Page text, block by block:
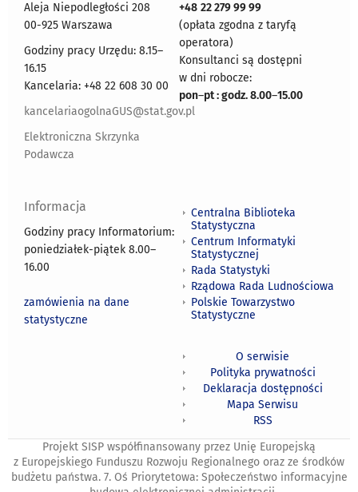
Aleja Niepodległości 208
00-925 Warszawa
Godziny pracy Urzędu: 8.15–
16.15
Kancelaria: +48 22 608 30 00
kancelariaogolnaGUS@stat.gov.pl
Elektroniczna Skrzynka
Podawcza
+48 22 279 99 99
(opłata zgodna z taryfą
operatora)
Konsultanci są dostępni
w dni robocze:
pon–pt : godz. 8.00–15.00
Informacja
Godziny pracy Informatorium:
poniedziałek-piątek 8.00–
16.00
zamówienia na dane
statystyczne
Centralna Biblioteka
Statystyczna
Centrum Informatyki
Statystycznej
Rada Statystyki
Rządowa Rada Ludnościowa
Polskie Towarzystwo
Statystyczne
O serwisie
Polityka prywatności
Deklaracja dostępności
Mapa Serwisu
RSS
Projekt SISP współfinansowany przez Unię Europejską
z Europejskiego Funduszu Rozwoju Regionalnego oraz ze środków
budżetu państwa. 7. Oś Priorytetowa: Społeczeństwo informacyjne